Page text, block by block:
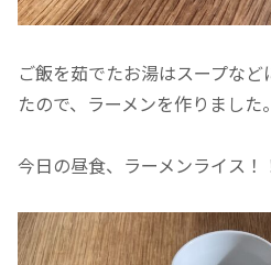
ご飯を茹でたお湯はスープな
たので、ラーメンを作りました。
今日の昼食、ラーメンライス！